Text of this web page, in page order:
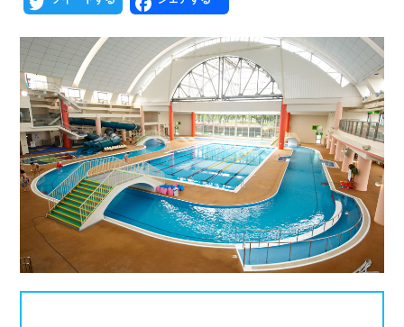
Twitter
北海道、東北
北海道 青森県 岩手県
宮城県 秋田県 山形県
福島県
プールタイプ
25mプール 50mプール
幼児用プール 流れるプール
温水プール 屋内プール